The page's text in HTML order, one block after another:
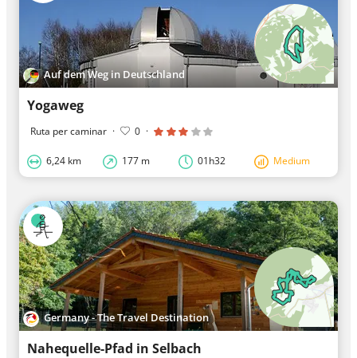
Auf dem Weg in Deutschland
Yogaweg
Ruta per caminar · 0 ·
6,24 km 177 m 01h32 Medium
Germany - The Travel Destination
Nahequelle-Pfad in Selbach